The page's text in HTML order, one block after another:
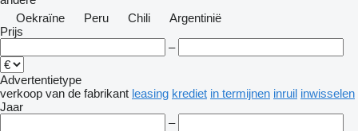
Oekraïne
Peru Chili
Argentinië
Prijs
–
Advertentietype
verkoop van de fabrikant leasing krediet in termijnen inruil inwisselen
Jaar
–